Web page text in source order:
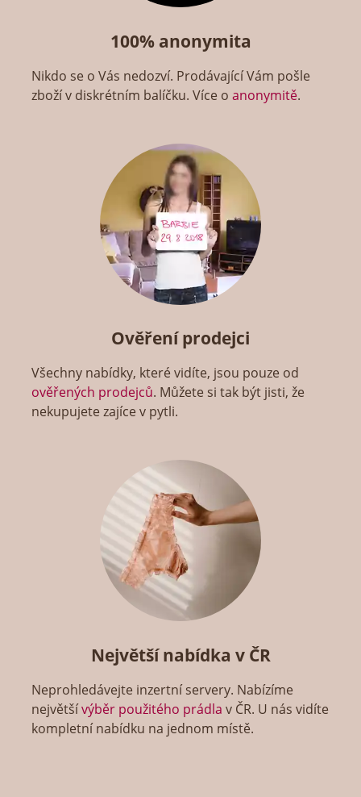
100% anonymita
Nikdo se o Vás nedozví. Prodávající Vám pošle
zboží v diskrétním balíčku. Více oanonymitě.
Ověření prodejci
Všechny nabídky, které vidíte, jsou pouze od
ověřených prodejců. Můžete si tak být jisti, že
nekupujete zajíce v pytli.
Největší nabídka v ČR
Neprohledávejte inzertní servery. Nabízíme
největšívýběr použitého prádla v ČR. U nás vidíte
kompletní nabídku na jednom místě.